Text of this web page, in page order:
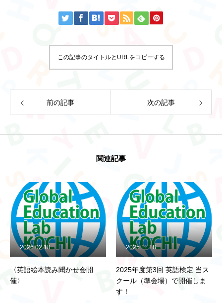
Global Education Lab高知とは
フォトギャラリー
法人情報
お知らせ
お問い合わせ
この記事のタイトルとURLをコピーする
前の記事 次の記事
関連記事
本読み聞かせ会開
2025年度第3回 英語検定 当ス
クール（準会場）で開催しま
2025.11.18
7月から幼
します！